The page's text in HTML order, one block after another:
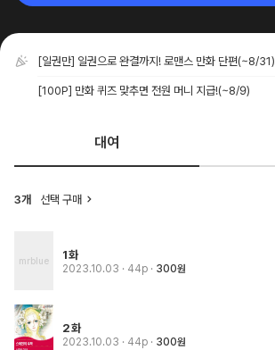
[일권만] 일권으로 완결까지! 로맨스 만화 단편(~8/31)
[100P] 만화 퀴즈 맞추면 전원 머니 지급!(~8/9)
대여
3개 선택 구매
1화
2023.10.03 · 44p 300원
2화
2023.10.03 · 44p 300원